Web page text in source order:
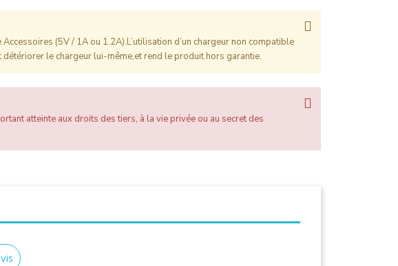
(5V / 1A ou 1.2A).L’utilisation d’un chargeur non compatible
détériorer le chargeur lui-même,et rend le produit hors garantie.
atteinte aux droits des tiers, à la vie privée ou au secret des